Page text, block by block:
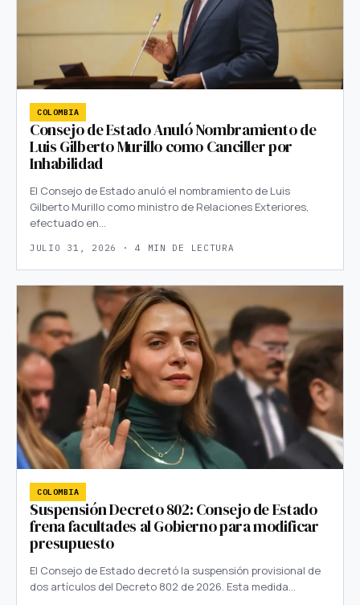
COLOMBIA
Consejo de Estado Anuló Nombramiento de
Luis Gilberto Murillo como Canciller por
Inhabilidad
El Consejo de Estado anuló el nombramiento de Luis
Gilberto Murillo como ministro de Relaciones Exteriores,
efectuado en…
JULIO 31, 2026 · 4 MIN DE LECTURA
COLOMBIA
Suspensión Decreto 802: Consejo de Estado
frena facultades al Gobierno para modificar
presupuesto
El Consejo de Estado decretó la suspensión provisional de
dos artículos del Decreto 802 de 2026. Esta medida…